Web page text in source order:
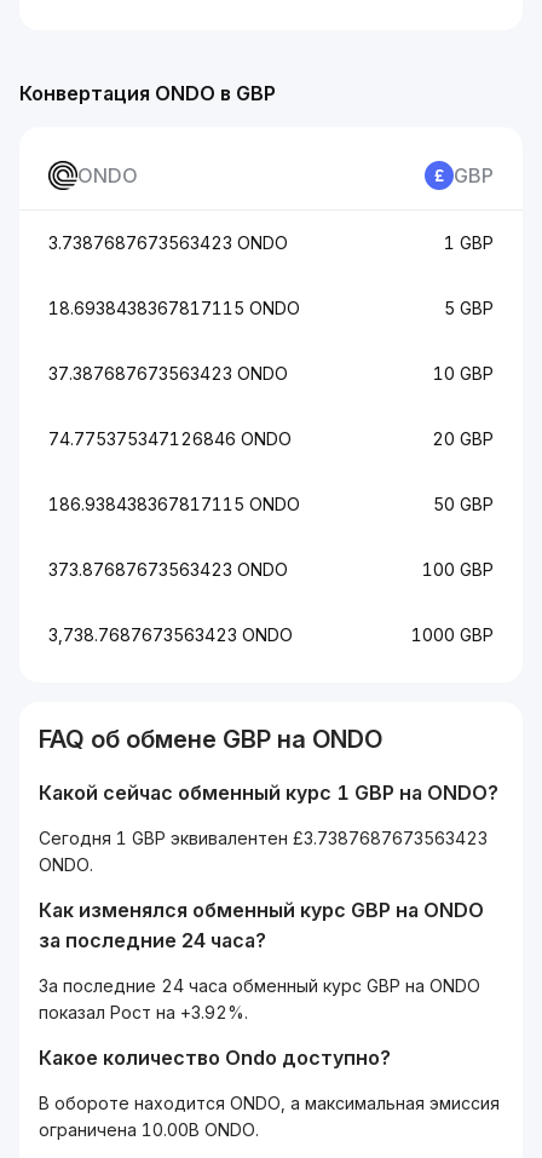
Конвертация ONDO в GBP
ONDO GBP
3.7387687673563423 ONDO 1 GBP
18.6938438367817115 ONDO 5 GBP
37.387687673563423 ONDO 10 GBP
74.775375347126846 ONDO 20 GBP
186.938438367817115 ONDO 50 GBP
373.87687673563423 ONDO 100 GBP
3,738.7687673563423 ONDO 1000 GBP
FAQ об обмене GBP на ONDO
Какой сейчас обменный курс 1 GBP на ONDO?
Сегодня 1 GBP эквивалентен £3.7387687673563423
ONDO.
Как изменялся обменный курс GBP на ONDO
за последние 24 часа?
За последние 24 часа обменный курс GBP на ONDO
показал Рост на +3.92%.
Какое количество Ondo доступно?
В обороте находится ONDO, а максимальная эмиссия
ограничена 10.00B ONDO.